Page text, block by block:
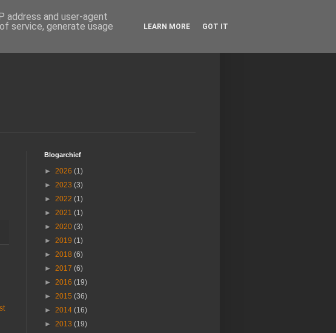
Blogarchief
► 2026 (1)
► 2023 (3)
► 2022 (1)
► 2021 (1)
► 2020 (3)
► 2019 (1)
► 2018 (6)
► 2017 (6)
► 2016 (19)
► 2015 (36)
► 2014 (16)
► 2013 (19)
address and user-agent
service, generate usage
LEARN MORE GOT IT